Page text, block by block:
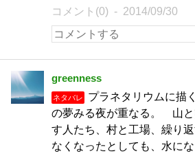
コメント(0) 2014/09/30
greenness
ネタバレ
プラネタリウムに描
の夢みる夜が重なる。 山と
す人たち、村と工場、繰り
なくなったとしても、水に